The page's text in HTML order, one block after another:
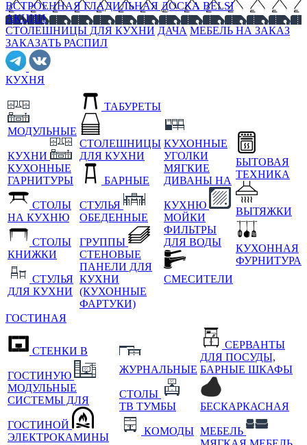
ВСТРОЕННАЯ ГЛАДИЛЬНАЯ ДОСКА BELSI
АКЦИИ
СТОЛЕШНИЦЫ ДЛЯ КУХНИ ДАЧА МЕБЕЛЬ НА ЗАКАЗ
ЗАКАЗАТЬ РАСПИЛ
КУХНЯ
МОДУЛЬНЫЕ
КУХНИ
КУХОННЫЕ
ГАРНИТУРЫ
СТОЛЫ
НА КУХНЮ
СТОЛЫ
КНИЖКИ
СТУЛЬЯ
ДЛЯ КУХНИ
ТАБУРЕТЫ
СТОЛЕШНИЦЫ
ДЛЯ КУХНИ
БАРНЫЕ
СТУЛЬЯ
ОБЕДЕННЫЕ
ГРУППЫ
СТЕНОВЫЕ
ПАНЕЛИ ДЛЯ
КУХНИ
(КУХОННЫЕ
ФАРТУКИ)
КУХОННЫЕ
УГОЛКИ
МЯГКИЕ
ДИВАНЫ НА
КУХНЮ
МОЙКИ
ФИЛЬТРЫ
ДЛЯ ВОДЫ
СМЕСИТЕЛИ
БЫТОВАЯ
ТЕХНИКА
ВЫТЯЖКИ
КУХОННАЯ
ФУРНИТУРА
ГОСТИНАЯ
СТЕНКИ В
ГОСТИНУЮ
МОДУЛЬНЫЕ
СИСТЕМЫ ДЛЯ
ГОСТИНОЙ
ЭЛЕКТРОКАМИНЫ
ЖУРНАЛЬНЫЕ
СТОЛЫ
ТВ ТУМБЫ
КОМОДЫ
СЕРВАНТЫ
ДЛЯ ПОСУДЫ,
БАРНЫЕ ШКАФЫ
БЕСКАРКАСНАЯ
МЕБЕЛЬ